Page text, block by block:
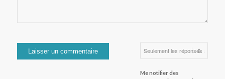
Me notifier des